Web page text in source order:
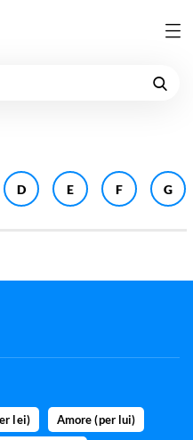
D E F G
lei) Amore (per lui)